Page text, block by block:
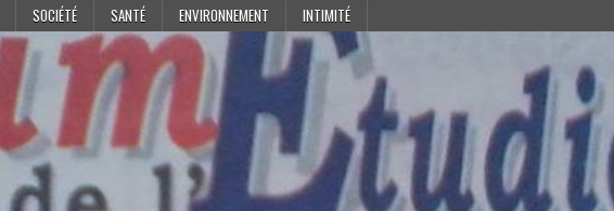
SOCIÉTÉ SANTÉ ENVIRONNEMENT INTIMITÉ